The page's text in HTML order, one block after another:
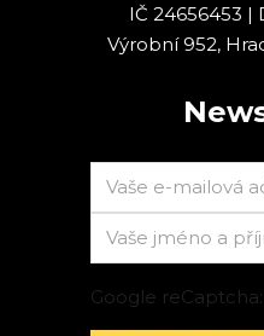
IČ 24656453 |
Výrobní 952,
Google